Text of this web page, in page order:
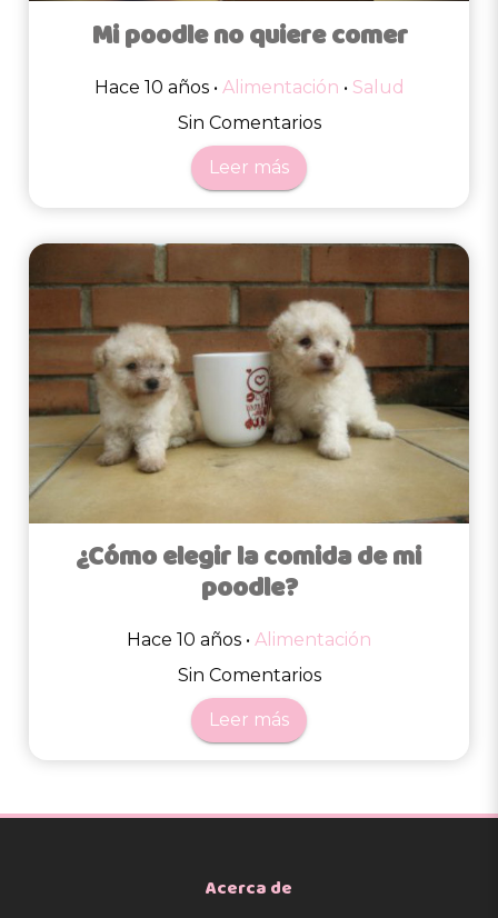
Mi poodle no quiere comer
Hace 10 años • Alimentación • Salud
Sin Comentarios
Leer más
¿Cómo elegir la comida de mi
poodle?
Hace 10 años • Alimentación
Sin Comentarios
Leer más
Acerca de